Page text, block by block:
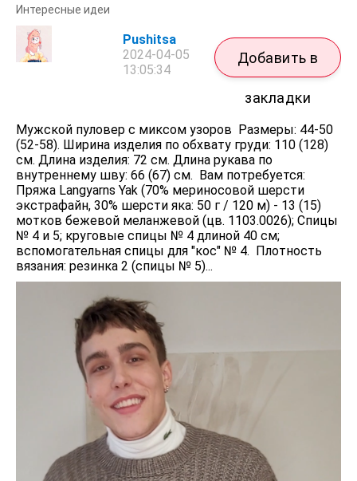
Интересные идеи
Pushitsa
2024-04-05
13:05:34
Добавить в
закладки
Мужской пуловер с миксом узоров Размеры: 44-50
(52-58). Ширина изделия по обхвату груди: 110 (128)
см. Длина изделия: 72 см. Длина рукава по
внутреннему шву: 66 (67) см. Вам потребуется:
Пряжа Langyarns Yak (70% мериносовой шерсти
экстрафайн, 30% шерсти яка: 50 г / 120 м) - 13 (15)
мотков бежевой меланжевой (цв. 1103.0026); Спицы
№ 4 и 5; круговые спицы № 4 длиной 40 см;
вспомогательная спицы для "кос" № 4. Плотность
вязания: резинка 2 (спицы № 5)...